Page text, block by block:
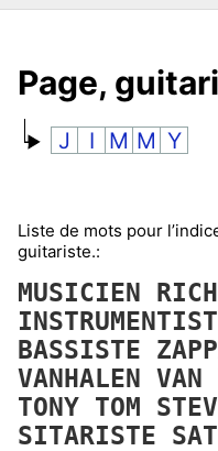
Page,
J I M M Y
Liste de mots pour
guitariste.:
MUSICIEN
BASSISTE
VANHALEN VAN
TONY TOM
SITARISTE